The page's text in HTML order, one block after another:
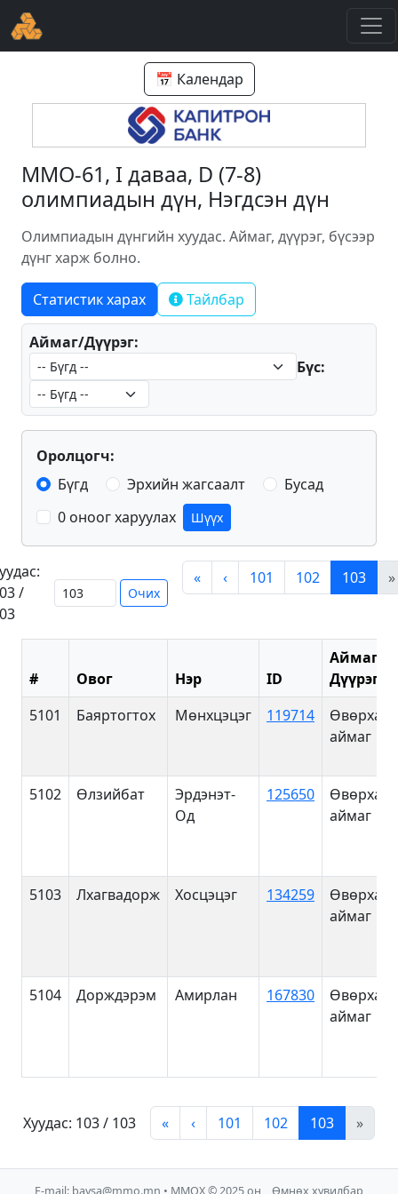
📅 Календар
ММО-61, I даваа, D (7-8)
олимпиадын дүн, Нэгдсэн дүн
Олимпиадын дүнгийн хуудас. Аймаг, дүүрэг, бүсээр
дүнг харж болно.
Статистик харах Тайлбар
Аймаг/Дүүрэг:
Бүс:
Оролцогч:
Бүгд
Эрхийн жагсаалт
Бусад
0 оноог харуулах
Шүүх
/
Очих
« ‹ 101 102 103 »
# Овог Нэр ID
Аймаг/
Дүүрэг
5101
Баяртогтох Мөнхцэцэг 119714
аймаг
5102 Өлзийбат
Эрдэнэт-
Од
125650
аймаг
5103 Лхагвадорж Хосцэцэг 134259
аймаг
5104 Дорждэрэм Амирлан 167830
аймаг
Хуудас: 103 / 103 « ‹ 101 102 103 »
E-mail: baysa@mmo.mn • ММОХ © 2025 он Өмнөх хувилбар